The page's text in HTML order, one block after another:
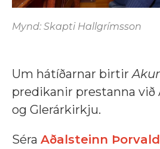
Mynd: Skapti Hallgrímsson
Um hátíðarnar birtir
predikanir prestanna
og Glerárkirkju.
Séra Aðalsteinn